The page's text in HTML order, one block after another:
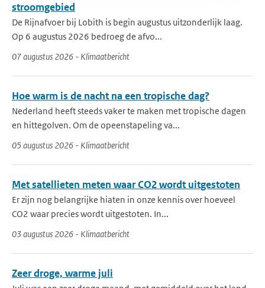
stroomgebied
De Rijnafvoer bij Lobith is begin augustus uitzonderlijk laag.
Op 6 augustus 2026 bedroeg de afvo...
07 augustus 2026 - Klimaatbericht
Hoe warm is de nacht na een tropische dag?
Nederland heeft steeds vaker te maken met tropische dagen
en hittegolven. Om de opeenstapeling va...
05 augustus 2026 - Klimaatbericht
Met satellieten meten waar CO2 wordt uitgestoten
Er zijn nog belangrijke hiaten in onze kennis over hoeveel
CO2 waar precies wordt uitgestoten. In...
03 augustus 2026 - Klimaatbericht
Zeer droge, warme juli